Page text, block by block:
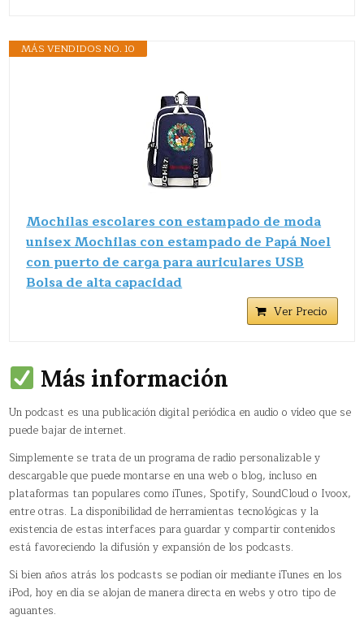
MÁS VENDIDOS NO. 10
Mochilas escolares con estampado de moda
unisex Mochilas con estampado de Papá Noel
con puerto de carga para auriculares USB
Bolsa de alta capacidad
Ver Precio
Más información
Un podcast es una publicación digital periódica en audio o vídeo que se
puede bajar de internet.
Simplemente se trata de un programa de radio personalizable y
descargable que puede montarse en una web o blog, incluso en
plataformas tan populares como iTunes, Spotify, SoundCloud o Ivoox,
entre otras. La disponibilidad de herramientas tecnológicas y la
existencia de estas interfaces para guardar y compartir contenidos
está favoreciendo la difusión y expansión de los podcasts.
Si bien años atrás los podcasts se podían oír mediante iTunes en los
iPod, hoy en día se alojan de manera directa en webs y otro tipo de
aguantes.